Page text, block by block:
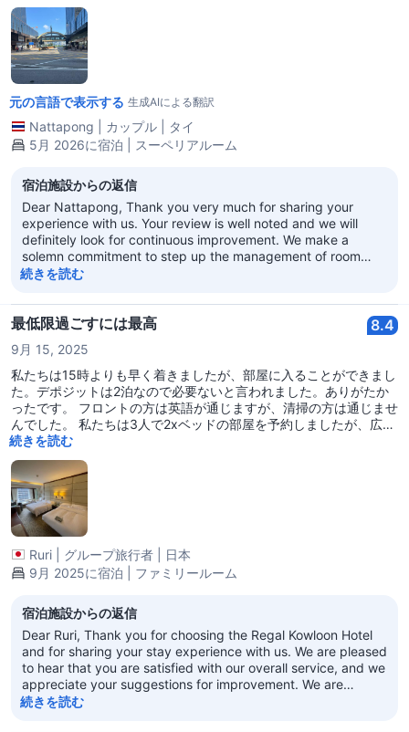
的には良かったし、高くなくて満足している。
元の言語で表示する 生成AIによる翻訳
Nattapong カップル
タイ
5月 2026に宿泊 | スーペリアルーム
宿泊施設からの返信
Dear Nattapong, Thank you very much for sharing your
experience with us. Your review is well noted and we will
definitely look for continuous improvement. We make a
solemn commitment to step up the management of room
hygiene and renovation, with the unwavering determination
environment for every guest. We look forward to welcoming
you back in the not too distant future. With best regards
続きを読む
最低限過ごすには最高 8.4
9月 15, 2025
私たちは15時よりも早く着きましたが、部屋に入ることができまし
た。デポジットは2泊なので必要ないと言われました。ありがたか
ったです。 フロントの方は英語が通じますが、清掃の方は通じませ
んでした。 私たちは3人で2xベッドの部屋を予約しましたが、広さ
はちょうどよかったです。4人では狭いと思います。アメニティに
歯ブラシがありました。シャンプー、コンディショナーは最低限と
いう感じで良いものとは言えません。部屋の清掃は泊まっている間
いらないつもりで、ランプをつけていましたが、結局綺麗になって
いました。感謝です。 場所はホテル街で観光客もタクシーも沢山い
るので夜も心配せず過ごせました。歩いて行ける距離にバスや電車
があるので便利です。 長くなりましたが、ほとんど観光に出て朝と
夜少し過ごすだけなら最高だと思います。
続きを読む
Ruri グループ旅行者
日本
9月 2025に宿泊 | ファミリールーム
宿泊施設からの返信
Dear Ruri, Thank you for choosing the Regal Kowloon Hotel
and for sharing your stay experience with us. We are pleased
to hear that you are satisfied with our overall service, and we
appreciate your suggestions for improvement. We are
committed to providing exceptional service to every guests,
続きを読む